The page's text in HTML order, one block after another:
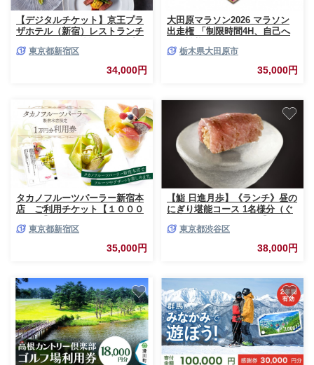
【デジタルチケット】京王プラ
ザホテル（新宿）レストランチ
華 バー ラウンジ ホテル ランチ
ディナー お食事券 デジタルチ
ケット カップル デート グルメ
ト 食べ放題 高層ホテル 観光 京
王プラザホテル 新宿駅 東京 新
宿 0041-033-S07_d
東京都新宿区
34,000円
大田原マラソン2026 マラソン
出走権 「制限時間4H、自己へ
栃木県大田原市
35,000円
タカノフルーツパーラー新宿本
店 ご利用チケット【１０００
東京都新宿区
35,000円
【鮨 日進月歩】《ランチ》昼の
にぎり堪能コース 1名様分（ぐ
ト お食事券 ランチ にぎり 握り
寿司 寿司 トロ いなり マグロ
おまかせ コース 料理 グルメ レ
東京都渋谷区
38,000円